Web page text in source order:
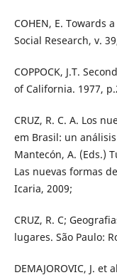
COHEN, E. Towards
Social Research, v.
COPPOCK, J.T.
of California. 1977,
CRUZ, R. C. A. Los
em Brasil: un
Mantecón, A. (Eds.)
Las nuevas formas
Icaria, 2009;
CRUZ, R. C;
lugares. São Paulo:
DEMAJOROVIC, J.